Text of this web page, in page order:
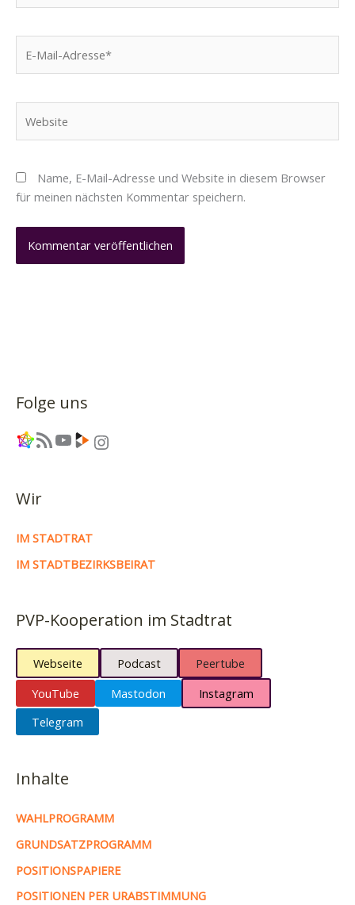
Mail-
Name, E-Mail-Adresse und Website in diesem Browser
für meinen nächsten Kommentar speichern.
Folge uns
Link RSS-Feed YouTube Link Instagram
Wir
IM STADTRAT
IM STADTBEZIRKSBEIRAT
PVP-Kooperation im Stadtrat
Webseite Podcast
Peertube
YouTube
Mastodon
Instagram
Telegram
Inhalte
WAHLPROGRAMM
GRUNDSATZPROGRAMM
POSITIONSPAPIERE
POSITIONEN PER URABSTIMMUNG